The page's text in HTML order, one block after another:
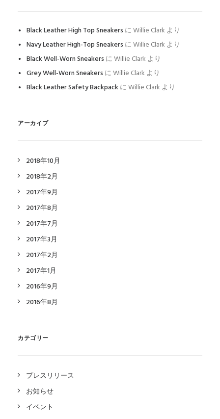
Black Leather High Top Sneakers にWillie Clark より
Navy Leather High-Top Sneakers にWillie Clark より
Black Well-Worn Sneakers にWillie Clark より
Grey Well-Worn Sneakers にWillie Clark より
Black Leather Safety BackpackにWillie Clark より
アーカイブ
2018年10月
2018年2月
2017年9月
2017年8月
2017年7月
2017年3月
2017年2月
2017年1月
2016年9月
2016年8月
カテゴリー
プレスリリース
お知らせ
イベント